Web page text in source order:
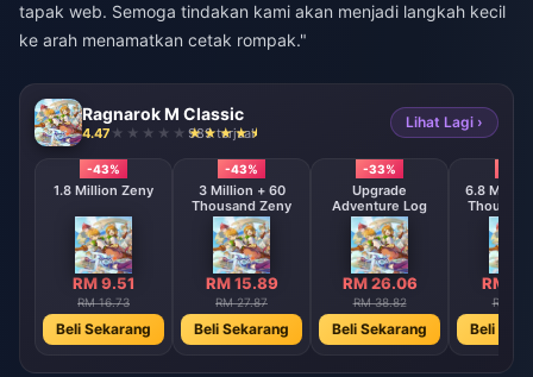
tapak web. Semoga tindakan kami akan menjadi langkah kecil
ke arah menamatkan cetak rompak."
Ragnarok M Classic
4.47 989 terjual
Lihat Lagi ›
-43%
1.8 Million Zeny
RM 9.51
RM 16.73
Beli Sekarang
-43%
3 Million + 60
Thousand Zeny
RM 15.89
RM 27.87
Beli Sekarang
-33%
Upgrade
Adventure Log
RM 26.06
RM 38.82
Beli Sekarang
6.8
RM
RM
Beli